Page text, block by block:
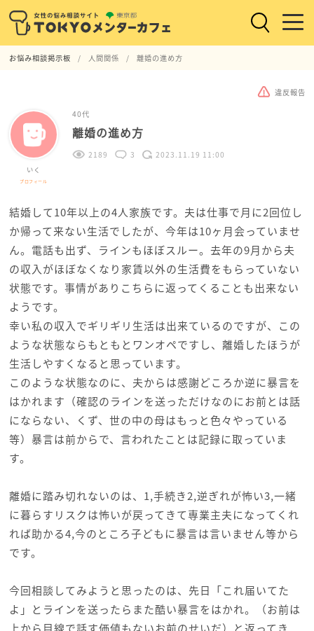
お悩み相談掲示板 人間関係 離婚の進め方
違反報告
いく
プロフィール
40代
離婚の進め方
2189 3 2023.11.19 11:00
結婚して10年以上の4人家族です。夫は仕事で月に2回位し
か帰って来ない生活でしたが、今年は10ヶ月会っていませ
ん。電話も出ず、ラインもほぼスルー。去年の9月から夫
の収入がほぼなくなり家賃以外の生活費をもらっていない
状態です。事情がありこちらに返ってくることも出来ない
ようです。
幸い私の収入でギリギリ生活は出来ているのですが、この
ような状態ならもともとワンオペですし、離婚したほうが
生活しやすくなると思っています。
このような状態なのに、夫からは感謝どころか逆に暴言を
はかれます（確認のラインを送っただけなのにお前とは話
にならない、くず、世の中の母はもっと色々やっている
等）暴言は前からで、言われたことは記録に取っていま
す。
離婚に踏み切れないのは、1,手続き2,逆ぎれが怖い3,一緒
に暮らすリスクは怖いが戻ってきて専業主夫になってくれ
れば助かる4,今のところ子どもに暴言は言いません等から
です。
今回相談してみようと思ったのは、先日「これ届いてた
よ」とラインを送ったらまた酷い暴言をはかれ。（お前は